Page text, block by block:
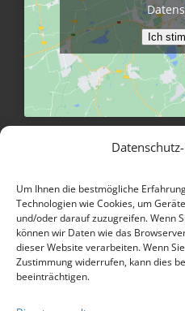
Um Ihnen die bestmögliche
Technologien wie Cookies, um
und/oder darauf zuzugreifen. Wenn
können wir Daten wie das
dieser Website verarbeiten. Wenn
Zustimmung widerrufen, kann dies
beeinträchtigen.
Ich
Größere Karte anzeigen
INFORMATIONEN
Kontakt
Öffnungszeiten